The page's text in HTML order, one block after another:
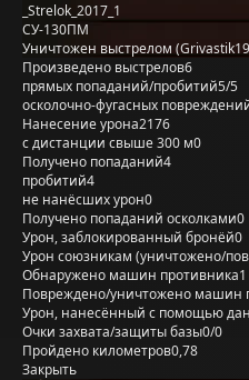
_Strelok_2017_1
СУ-130ПМ
Уничтожен выстрелом
Произведено выстрелов6
прямых попаданий/пробитий5/5
осколочно-фугасных
Нанесение урона2176
с дистанции свыше 300 м0
Получено попаданий4
пробитий4
не нанёсших урон0
Получено попаданий осколками0
Урон, заблокированный бронёй0
Урон союзникам (уничтожено/
Обнаружено машин противника1
Повреждено/уничтожено машин
Урон, нанесённый с помощью
Очки захвата/защиты базы0/0
Пройдено километров0,78
Закрыть